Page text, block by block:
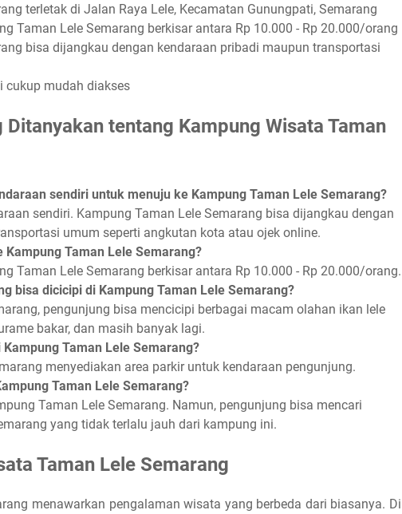
terletak di Jalan Raya Lele, Kecamatan Gunungpati, Semarang
Taman Lele Semarang berkisar antara Rp 10.000 - Rp 20.000/orang
bisa dijangkau dengan kendaraan pribadi maupun transportasi
cukup mudah diakses
tentang Kampung Wisata Taman
sendiri untuk menuju ke Kampung Taman Lele Semarang?
sendiri. Kampung Taman Lele Semarang bisa dijangkau dengan
umum seperti angkutan kota atau ojek online.
Taman Lele Semarang?
Taman Lele Semarang berkisar antara Rp 10.000 - Rp 20.000/orang.
bisa dicicipi di Kampung Taman Lele Semarang?
pengunjung bisa mencicipi berbagai macam olahan ikan lele
bakar, dan masih banyak lagi.
Taman Lele Semarang?
menyediakan area parkir untuk kendaraan pengunjung.
Taman Lele Semarang?
Taman Lele Semarang. Namun, pengunjung bisa mencari
yang tidak terlalu jauh dari kampung ini.
Taman Lele Semarang
menawarkan pengalaman wisata yang berbeda dari biasanya. Di